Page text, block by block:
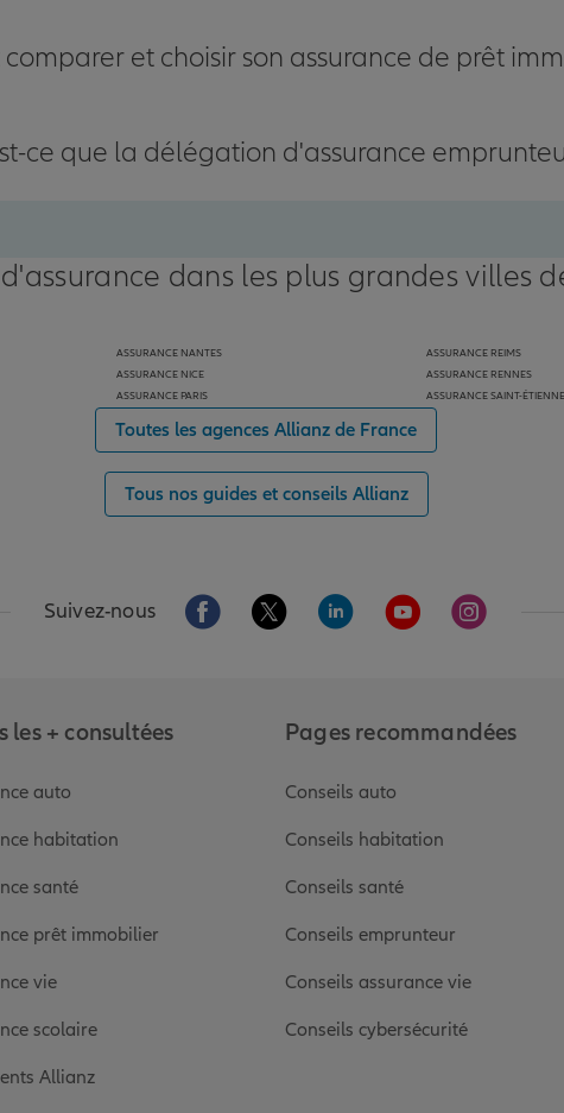
et choisir son assurance de prêt
ce que la délégation d'assurance
dans les plus grandes villes
ASSURANCE NANTES
ASSURANCE NICE
ASSURANCE PARIS
ASSURANCE REIMS
ASSURANCE RENNES
ASSURANCE SAINT-ÉTIENNE
Toutes les agences Allianz de France
Tous nos guides et conseils Allianz
Suivez-nous Aller sur la page Facebook de Allianz
Aller sur la page Twitter de Allianz
Aller sur la page Linkedin
Aller sur la page
Aller sur la
les + consultées
auto
habitation
santé
prêt immobilier
vie
scolaire
Allianz
Pages recommandées
Conseils auto
Conseils habitation
Conseils santé
Conseils emprunteur
Conseils assurance vie
Conseils cybersécurité